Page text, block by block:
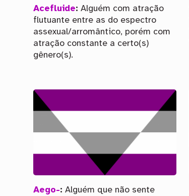
Acefluide: Alguém com atração
flutuante entre as do espectro
assexual/arromântico, porém com
atração constante a certo(s)
gênero(s).
Aego-: Alguém que não sente